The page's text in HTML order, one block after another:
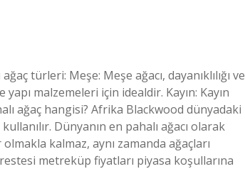
türleri: Meşe: Meşe ağacı, dayanıklılığı ve
malzemeleri için idealdir. Kayın: Kayın
ağaç hangisi? Afrika Blackwood dünyadaki
Dünyanın en pahalı ağacı olarak
kalmaz, aynı zamanda ağaçları
metreküp fiyatları piyasa koşullarına